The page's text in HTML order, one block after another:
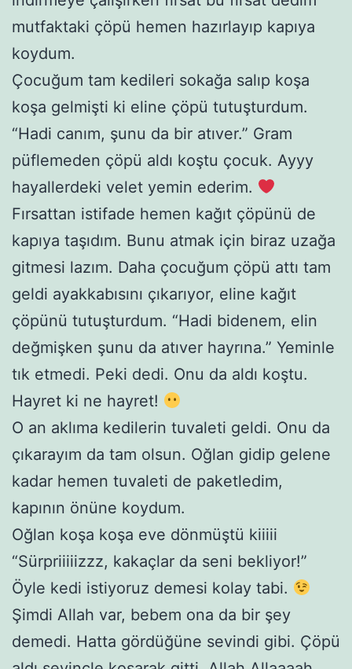
mutfaktaki çöpü hemen hazırlayıp kapıya
koydum.
Çocuğum tam kedileri sokağa salıp koşa
koşa gelmişti ki eline çöpü tutuşturdum.
“Hadi canım, şunu da bir atıver.” Gram
püflemeden çöpü aldı koştu çocuk. Ayyy
hayallerdeki velet yemin ederim.
Fırsattan istifade hemen kağıt çöpünü de
kapıya taşıdım. Bunu atmak için biraz uzağa
gitmesi lazım. Daha çocuğum çöpü attı tam
geldi ayakkabısını çıkarıyor, eline kağıt
çöpünü tutuşturdum. “Hadi bidenem, elin
değmişken şunu da atıver hayrına.” Yeminle
tık etmedi. Peki dedi. Onu da aldı koştu.
Hayret ki ne hayret!
O an aklıma kedilerin tuvaleti geldi. Onu da
çıkarayım da tam olsun. Oğlan gidip gelene
kadar hemen tuvaleti de paketledim,
kapının önüne koydum.
Oğlan koşa koşa eve dönmüştü kiiiii
“Sürpriiiiizzz, kakaçlar da seni bekliyor!”
Öyle kedi istiyoruz demesi kolay tabi.
Şimdi Allah var, bebem ona da bir şey
demedi. Hatta gördüğüne sevindi gibi. Çöpü